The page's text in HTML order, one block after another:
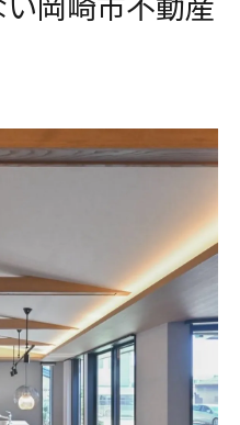
動産査定の選び方ガ
で押さえるコツ
礎知識と流れを整理
査定の仕組み
崎市ならではの要因と
に役立つチェックポ
用する相談方法を解